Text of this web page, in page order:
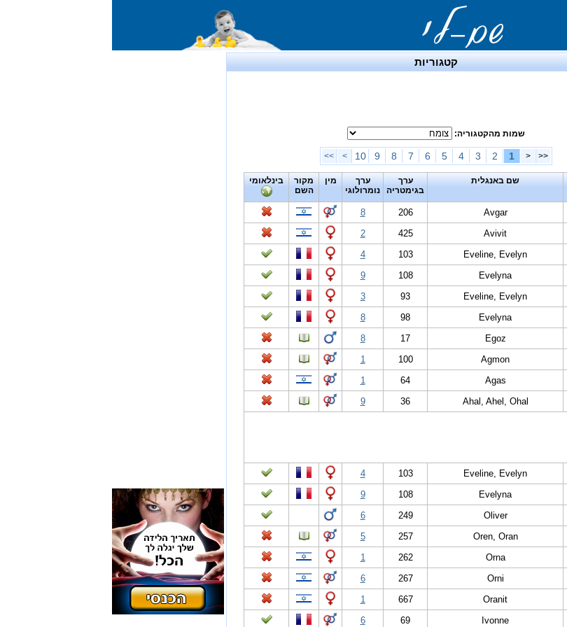
קטגוריות
שמות מהקטגוריה:
<<
<
1
2
3
4
5
6
7
8
9
10
>
>>
שם באנגלית
ערך
בגימטריה
ערך
נומרולוגי
מין
מקור
השם
בינלאומי
Avgar
206
8
Avivit
425
2
Eveline, Evelyn
103
4
Evelyna
108
9
Eveline, Evelyn
93
3
Evelyna
98
8
Egoz
17
8
Agmon
100
1
Agas
64
1
Ahal, Ahel, Ohal
36
9
Eveline, Evelyn
103
4
Evelyna
108
9
Oliver
249
6
Oren, Oran
257
5
Orna
262
1
Orni
267
6
Oranit
667
1
Ivonne
69
6